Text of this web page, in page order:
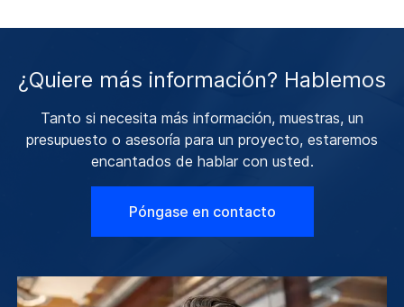
¿Quiere más información? Hablemos
Tanto si necesita más información, muestras, un
presupuesto o asesoría para un proyecto, estaremos
encantados de hablar con usted.
Póngase en contacto